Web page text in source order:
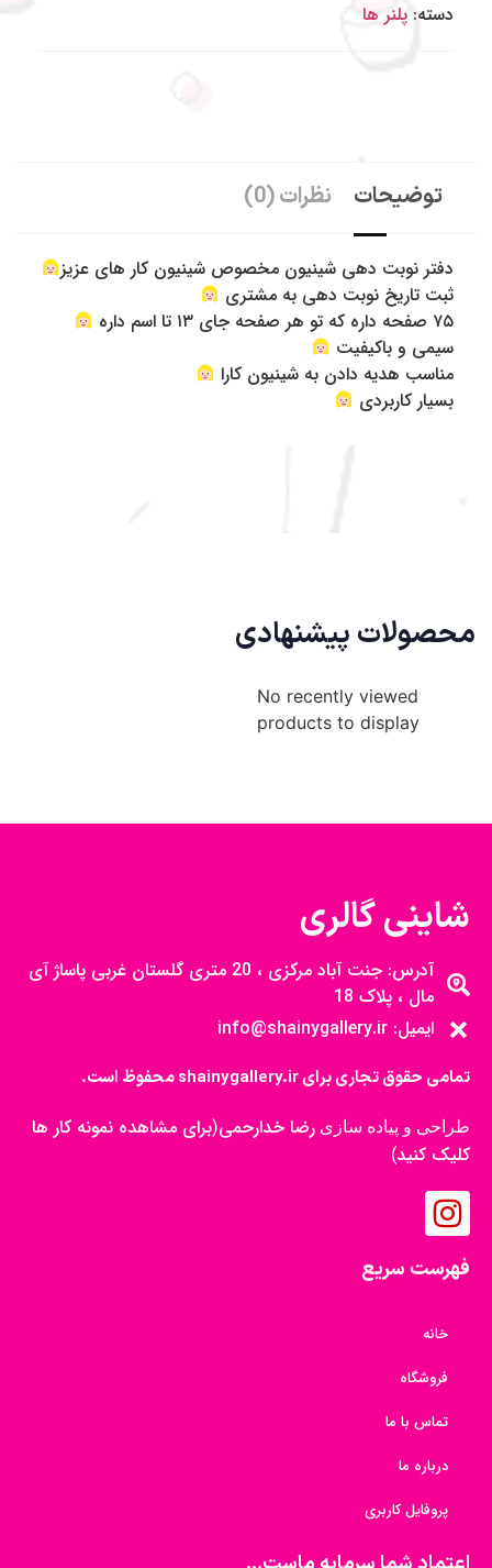
دسته: پلنر ها
توضیحات نظرات (0)
دفتر نوبت دهی شینیون مخصوص شینیون کار های عزیز
ثبت تاریخ نوبت دهی به مشتری
۷۵ صفحه داره که تو هر صفحه جای ۱۳ تا اسم داره
سیمی و باکیفیت
مناسب هدیه دادن به شینیون کارا
بسیار کاربردی
محصولات پیشنهادی
No recently viewed
products to display
شاینی گالری
آدرس: جنت آباد مرکزی ، 20 متری گلستان غربی پاساژ آی
مال ، پلاک 18
ایمیل: info@shainygallery.ir
تمامی حقوق تجاری برای shainygallery.ir محفوظ است.
طراحی و پیاده سازی رضا خدارحمی(برای مشاهده نمونه کار ها
کلیک کنید)
فهرست سریع
خانه
فروشگاه
تماس با ما
درباره ما
پروفایل کاربری
سفارشات طبق روال گذشته و در سریع ترین زمان ممکن به دست
همچین برای خرید حضوری از شاینی گالری میتوانید به فروشگاه ما
به آدرس: تهران، جنت آباد مرکزی ، 20 متری گلستان غربی پاساژ
آی مال ، پلاک 18 مراجعه نمایید.